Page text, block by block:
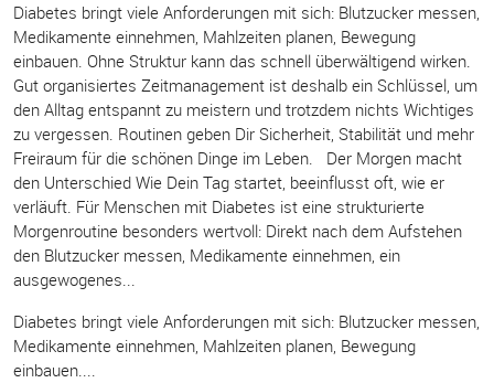
Diabetes bringt viele Anforderungen mit sich: Blutzucker messen,
Medikamente einnehmen, Mahlzeiten planen, Bewegung
einbauen. Ohne Struktur kann das schnell überwältigend wirken.
Gut organisiertes Zeitmanagement ist deshalb ein Schlüssel, um
den Alltag entspannt zu meistern und trotzdem nichts Wichtiges
zu vergessen. Routinen geben Dir Sicherheit, Stabilität und mehr
Freiraum für die schönen Dinge im Leben. Der Morgen macht
den Unterschied Wie Dein Tag startet, beeinflusst oft, wie er
verläuft. Für Menschen mit Diabetes ist eine strukturierte
Morgenroutine besonders wertvoll: Direkt nach dem Aufstehen
den Blutzucker messen, Medikamente einnehmen, ein
ausgewogenes...
Diabetes bringt viele Anforderungen mit sich: Blutzucker messen,
Medikamente einnehmen, Mahlzeiten planen, Bewegung
einbauen....